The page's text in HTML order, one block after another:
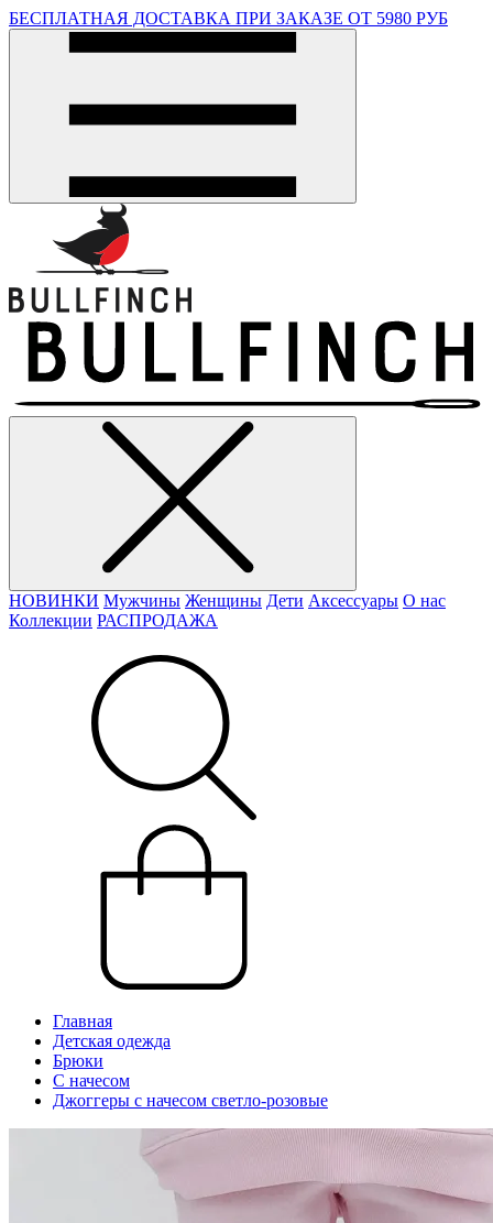
БЕСПЛАТНАЯ ДОСТАВКА ПРИ ЗАКАЗЕ ОТ 5980 РУБ
НОВИНКИ Мужчины Женщины Дети Аксессуары О нас
Коллекции РАСПРОДАЖА
Главная
Детская одежда
Брюки
С начесом
Джоггеры с начесом светло-розовые